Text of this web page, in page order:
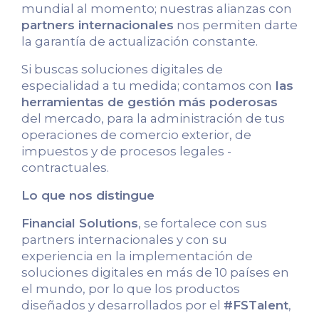
mundial al momento; nuestras alianzas con
partners internacionales nos permiten darte
la garantía de actualización constante.
Si buscas soluciones digitales de
especialidad a tu medida; contamos con las
herramientas de gestión más poderosas
del mercado, para la administración de tus
operaciones de comercio exterior, de
impuestos y de procesos legales -
contractuales.
Lo que nos distingue
Financial Solutions, se fortalece con sus
partners internacionales y con su
experiencia en la implementación de
soluciones digitales en más de 10 países en
el mundo, por lo que los productos
diseñados y desarrollados por el #FSTalent,